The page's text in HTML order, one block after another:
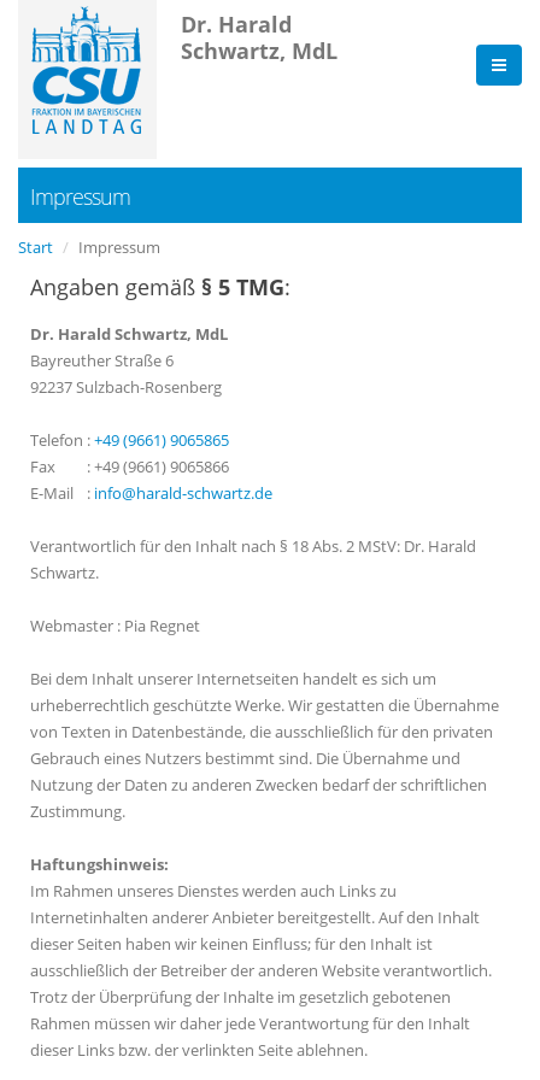
Dr. Harald
Schwartz, MdL
Impressum
Start Impressum
Angaben gemäß § 5 TMG:
Dr. Harald Schwartz, MdL
Bayreuther Straße 6
92237 Sulzbach-Rosenberg
Telefon :+49 (9661) 9065865
Fax
:+49 (9661) 9065866
E-Mail
: info@harald-schwartz.de
Verantwortlich für den Inhalt nach § 18 Abs. 2 MStV: Dr. Harald
Schwartz.
Webmaster : Pia Regnet
Bei dem Inhalt unserer Internetseiten handelt es sich um
urheberrechtlich geschützte Werke. Wir gestatten die Übernahme
von Texten in Datenbestände, die ausschließlich für den privaten
Gebrauch eines Nutzers bestimmt sind. Die Übernahme und
Nutzung der Daten zu anderen Zwecken bedarf der schriftlichen
Zustimmung.
Haftungshinweis:
Im Rahmen unseres Dienstes werden auch Links zu
Internetinhalten anderer Anbieter bereitgestellt. Auf den Inhalt
dieser Seiten haben wir keinen Einfluss; für den Inhalt ist
ausschließlich der Betreiber der anderen Website verantwortlich.
Trotz der Überprüfung der Inhalte im gesetzlich gebotenen
Rahmen müssen wir daher jede Verantwortung für den Inhalt
dieser Links bzw. der verlinkten Seite ablehnen.